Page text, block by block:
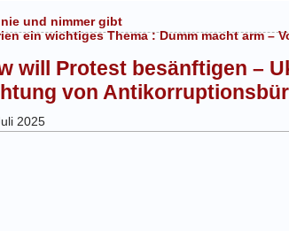
und nimmer gibt
ein wichtiges Thema : Dumm macht arm –
will Protest besänftigen –
von
2025